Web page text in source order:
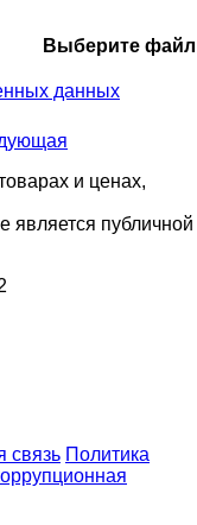
Выберите файл
данных
и ценах,
является публичной
связь Политика